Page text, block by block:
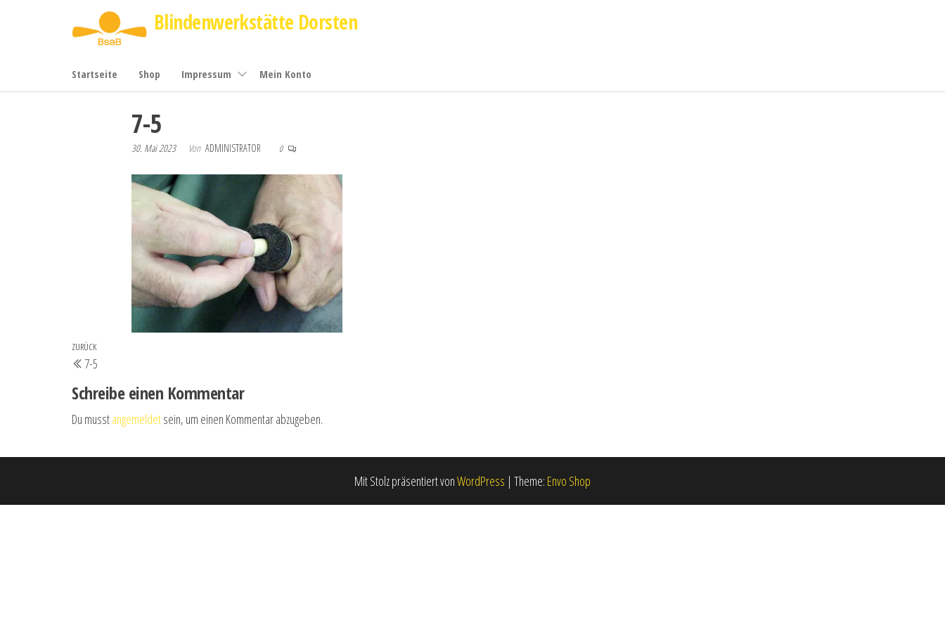
Blindenwerkstätte Dorsten
Startseite Shop Impressum Mein Konto
7-5
30. Mai 2023 Von ADMINISTRATOR 0
Beitrags-
Navigation
Vorheriger
Beitrag
ZURÜCK
7-5
Schreibe einen Kommentar
Du musstangemeldetsein, um einen Kommentar abzugeben.
Mit Stolz präsentiert vonWordPress | Theme: Envo Shop